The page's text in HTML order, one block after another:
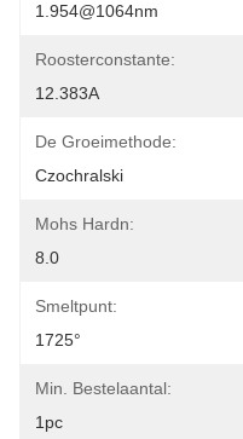
1.954@1064nm
Roosterconstante:
12.383A
De Groeimethode:
Czochralski
Mohs Hardn:
8.0
Smeltpunt:
1725°
Min. Bestelaantal:
1pc